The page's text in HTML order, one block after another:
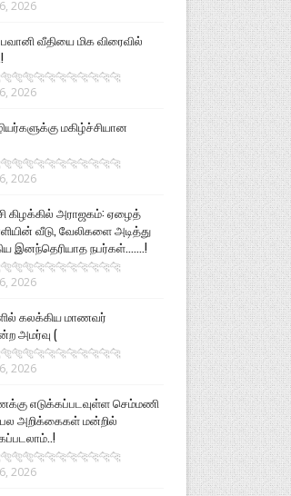
2026
வீதியை மிக விரைவில்
2026
மகிழ்ச்சியான
2026
கிழக்கில் அராஜகம்: ஏழைத்
வீடு, வேலிகளை அடித்து
இனந்தெரியாத நபர்கள்.......!
2026
கலக்கிய மாணவர்
அமர்வு (
2026
எடுக்கப்படவுள்ள செம்மணி
அறிக்கைகள் மன்றில்
2026